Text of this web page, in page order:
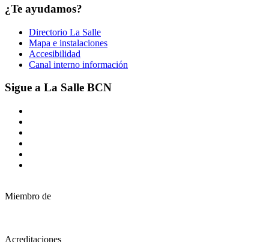
¿Te ayudamos?
Directorio La Salle
Mapa e instalaciones
Accesibilidad
Canal interno información
Sigue a La Salle BCN
Miembro de
Acreditaciones